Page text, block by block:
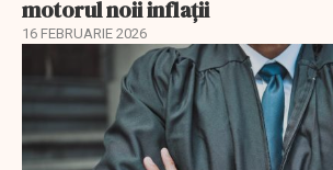
motorul noii inflații
16 FEBRUARIE 2026